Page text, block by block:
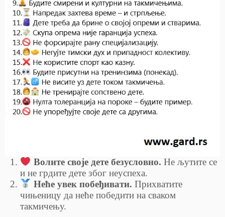
Волите своје дете безусловно. Не љутите се
и не грдите дете због неуспеха.
Неће увек побеђивати. Прихватите
чињеницу да неће победити на сваком
такмичењу.